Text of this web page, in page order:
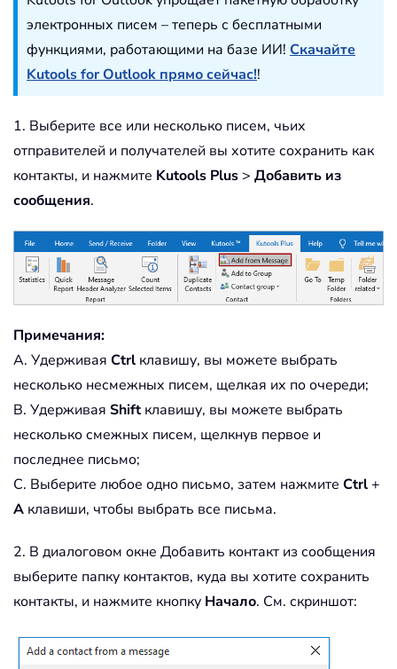
электронных писем – теперь с бесплатными
функциями, работающими на базе ИИ! Скачайте
Kutools for Outlook прямо сейчас!!
1. Выберите все или несколько писем, чьих
отправителей и получателей вы хотите сохранить как
контакты, и нажмите Kutools Plus > Добавить из
сообщения.
Примечания:
A. Удерживая Ctrl клавишу, вы можете выбрать
несколько несмежных писем, щелкая их по очереди;
B. Удерживая Shiftклавишу, вы можете выбрать
несколько смежных писем, щелкнув первое и
последнее письмо;
C. Выберите любое одно письмо, затем нажмите Ctrl+
A клавиши, чтобы выбрать все письма.
2. В диалоговом окне Добавить контакт из сообщения
выберите папку контактов, куда вы хотите сохранить
контакты, и нажмите кнопку Начало. См. скриншот: